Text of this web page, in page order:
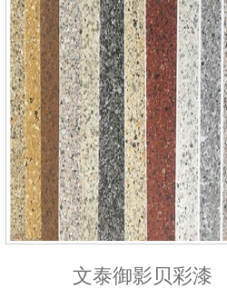
文泰御影贝彩漆